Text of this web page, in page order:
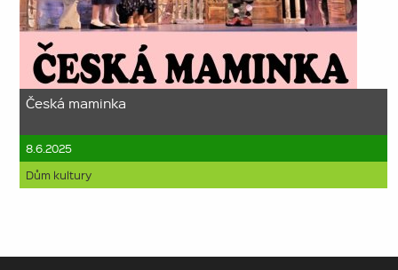
Česká maminka
8.6.2025
Dům kultury